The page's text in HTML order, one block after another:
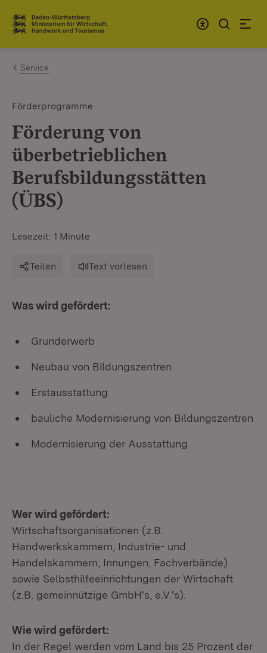
Zum Inhalt springen
Link zur Startseite
Service
Förderprogramme
Förderung von
überbetrieblichen
Berufsbildungsstätten
(ÜBS)
Lesezeit: 1 Minute
Teilen Text vorlesen
Was wird gefördert:
Grunderwerb
Neubau von Bildungszentren
Erstausstattung
bauliche Modernisierung von Bildungszentren
Modernisierung der Ausstattung
Wer wird gefördert:
Wirtschaftsorganisationen (z.B.
Handwerkskammern, Industrie- und
Handelskammern, Innungen, Fachverbände)
sowie Selbsthilfeeinrichtungen der Wirtschaft
(z.B. gemeinnützige GmbH's, e.V.'s).
Wie wird gefördert:
In der Regel werden vom Land bis 25 Prozent der